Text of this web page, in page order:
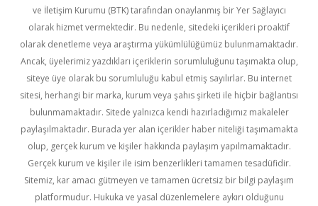
ve İletişim Kurumu (BTK) tarafından onaylanmış bir Yer Sağlayıcı
olarak hizmet vermektedir. Bu nedenle, sitedeki içerikleri proaktif
olarak denetleme veya araştırma yükümlülüğümüz bulunmamaktadır.
Ancak, üyelerimiz yazdıkları içeriklerin sorumluluğunu taşımakta olup,
siteye üye olarak bu sorumluluğu kabul etmiş sayılırlar. Bu internet
sitesi, herhangi bir marka, kurum veya şahıs şirketi ile hiçbir bağlantısı
bulunmamaktadır. Sitede yalnızca kendi hazırladığımız makaleler
paylaşılmaktadır. Burada yer alan içerikler haber niteliği taşımamakta
olup, gerçek kurum ve kişiler hakkında paylaşım yapılmamaktadır.
Gerçek kurum ve kişiler ile isim benzerlikleri tamamen tesadüfidir.
Sitemiz, kar amacı gütmeyen ve tamamen ücretsiz bir bilgi paylaşım
platformudur. Hukuka ve yasal düzenlemelere aykırı olduğunu